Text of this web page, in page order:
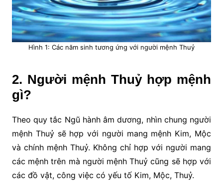
Hình 1: Các năm sinh tương ứng với người mệnh Thuỷ
2. Người mệnh Thuỷ hợp mệnh
gì?
Theo quy tắc Ngũ hành âm dương, nhìn chung người
mệnh Thuỷ sẽ hợp với người mang mệnh Kim, Mộc
và chính mệnh Thuỷ. Không chỉ hợp với người mang
các mệnh trên mà người mệnh Thuỷ cũng sẽ hợp với
các đồ vật, công việc có yếu tố Kim, Mộc, Thuỷ.